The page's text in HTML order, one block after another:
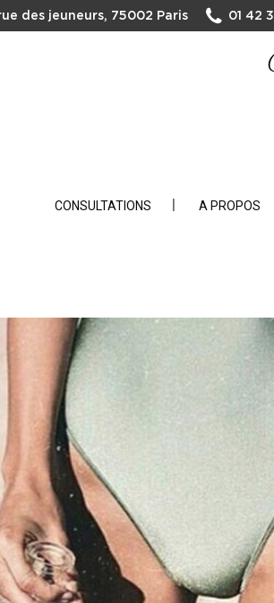
des jeuneurs, 75002 Paris 01 42
CONSULTATIONS A PROPOS